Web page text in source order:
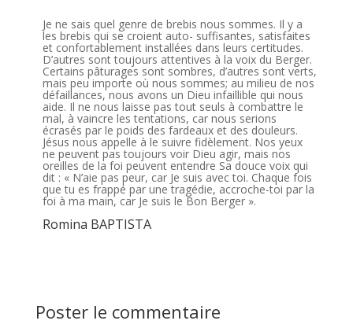
Je ne sais quel genre de brebis nous sommes. Il y a
les brebis qui se croient auto- suffisantes, satisfaites
et confortablement installées dans leurs certitudes.
D’autres sont toujours attentives à la voix du Berger.
Certains pâturages sont sombres, d’autres sont verts,
mais peu importe où nous sommes; au milieu de nos
défaillances, nous avons un Dieu infaillible qui nous
aide. Il ne nous laisse pas tout seuls à combattre le
mal, à vaincre les tentations, car nous serions
écrasés par le poids des fardeaux et des douleurs.
Jésus nous appelle à le suivre fidèlement. Nos yeux
ne peuvent pas toujours voir Dieu agir, mais nos
oreilles de la foi peuvent entendre Sa douce voix qui
dit : « N’aie pas peur, car Je suis avec toi. Chaque fois
que tu es frappé par une tragédie, accroche-toi par la
foi à ma main, car Je suis le Bon Berger ».
Romina BAPTISTA
Poster le commentaire